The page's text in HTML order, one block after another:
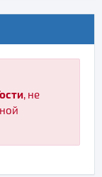
, не